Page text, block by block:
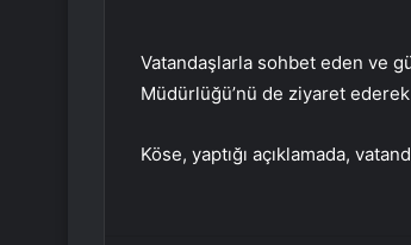
Vatandaşlarla sohbet eden ve
Müdürlüğü’nü de ziyaret ederek
Köse, yaptığı açıklamada,